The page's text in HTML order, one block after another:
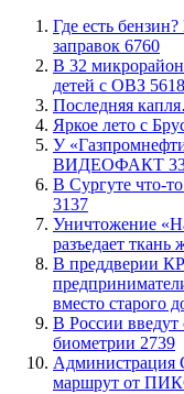
​Где есть
заправок 6760
В 32
детей с ОВЗ 5618
​Последняя
Яркое лето с
У
ВИДЕОФАКТ
​В Сургуте что-
3137
​Уничтожение
разъедает ткань
​В преддверии
вместо старого
В России введут
биометрии 2739
​Администрация
маршрут от